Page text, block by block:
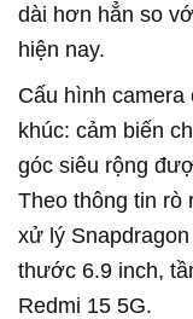
dài hơn hẳn so
hiện nay.
Cấu hình
khúc: cảm biến
góc siêu rộng
Theo thông tin rò
xử lý
thước 6.9 inch,
Redmi 15 5G.